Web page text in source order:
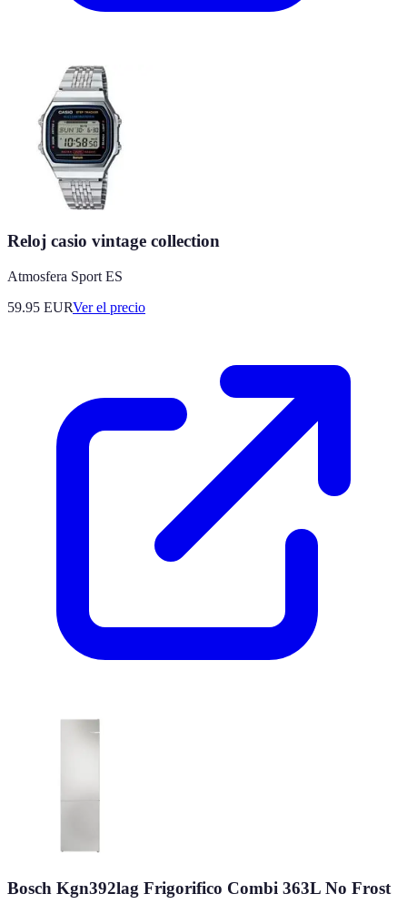
Reloj casio vintage collection
Atmosfera Sport ES
59.95 EURVer el precio
Bosch Kgn392lag Frigorifico Combi 363L No Frost